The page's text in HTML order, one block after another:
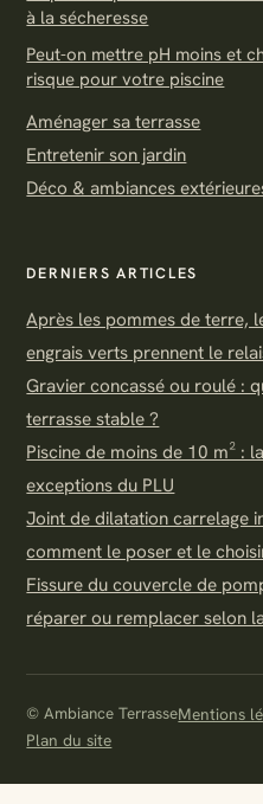
à la sécheresse
Peut-on mettre pH moins et
risque pour votre piscine
Aménager sa terrasse
Entretenir son jardin
Déco & ambiances
DERNIERS ARTICLES
Après les pommes de terre,
engrais verts prennent le
Gravier concassé ou roulé :
terrasse stable ?
Piscine de moins de 10 m² :
exceptions du PLU
Joint de dilatation carrelage
comment le poser et le
Fissure du couvercle de
réparer ou remplacer selon
© Ambiance TerrasseMentions
Plan du site